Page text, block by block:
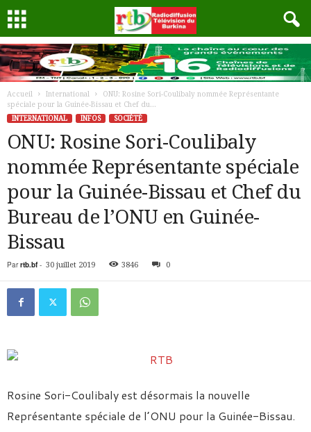
Accueil International
ONU: Rosine Sori-Coulibaly nommée Représentante
spéciale pour la Guinée-Bissau et Chef du...
INTERNATIONAL
INFOS SOCIÉTÉ
ONU: Rosine Sori-Coulibaly
nommée Représentante spéciale
pour la Guinée-Bissau et Chef du
Bureau de l’ONU en Guinée-
Bissau
Par rtb.bf- 30 juillet 2019 3846 0
Rosine Sori-Coulibaly est désormais la nouvelle
Représentante spéciale de l’ONU pour la Guinée-Bissau.